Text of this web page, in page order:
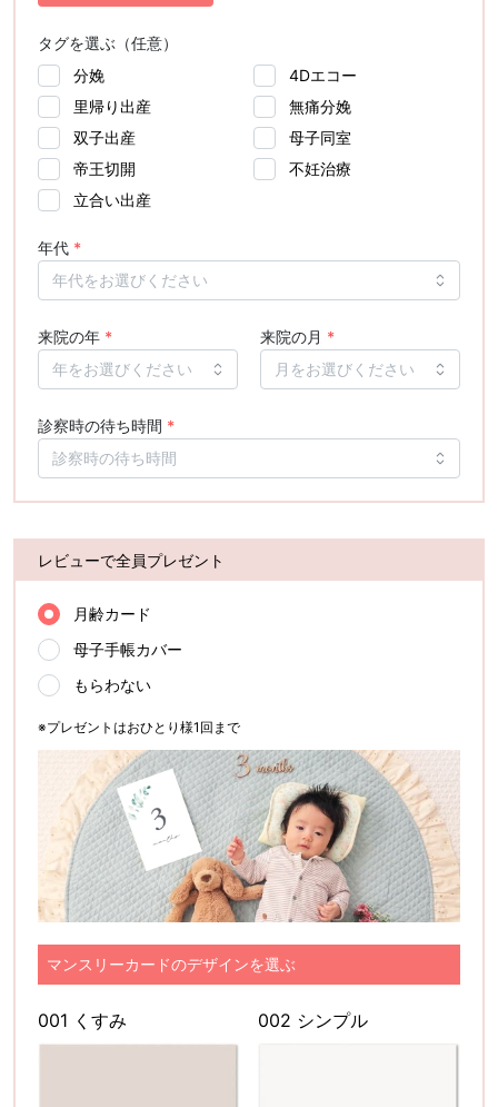
タグを選ぶ（任意）
分娩
4Dエコー
里帰り出産
無痛分娩
双子出産
母子同室
帝王切開
不妊治療
立合い出産
年代 *
来院の年 * 来院の月 *
診察時の待ち時間 *
レビューで全員プレゼント
月齢カード
母子手帳カバー
もらわない
※プレゼントはおひとり様1回まで
マンスリーカードのデザインを選ぶ
001 くすみ 002 シンプル